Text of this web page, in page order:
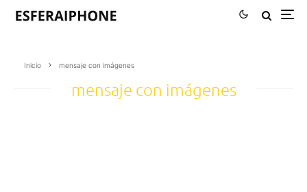
Inicio mensaje con imágenes
mensaje con imágenes